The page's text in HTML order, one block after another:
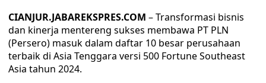
CIANJUR.JABAREKSPRES.COM – Transformasi bisnis
dan kinerja mentereng sukses membawa PT PLN
(Persero) masuk dalam daftar 10 besar perusahaan
terbaik di Asia Tenggara versi 500 Fortune Southeast
Asia tahun 2024.